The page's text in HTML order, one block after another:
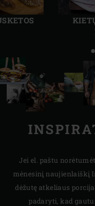
Ankstesnė
skaidrė
Jei el. paštu
mėnesinį naujienlaiškį
dėžutę atkeliaus
padaryti, kad